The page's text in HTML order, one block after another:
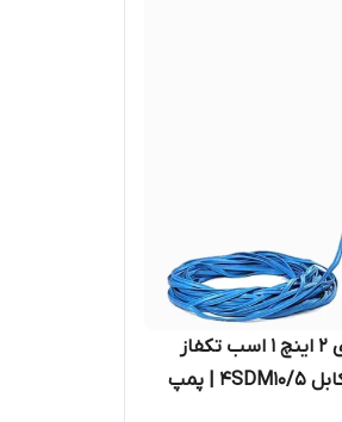
شناور ۳۱ متری ۲ اینچ ۱ اسب تکفاز
برونل 20 متر کابل 4SDM10/5 | پمپ